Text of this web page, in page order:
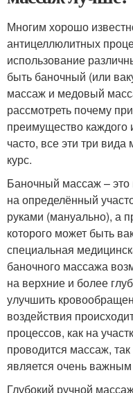
Многим хорошо
антицеллюлитных
использование
быть баночный (или
массаж и медовый
рассмотреть почему
преимущество каждого
часто, все эти три
курс.
Баночный массаж – это
на определённый
руками (мануально), а
которого может быть
специальная
баночного массажа
на верхние и более
улучшить
воздействия
процессов, как на
проводится массаж,
является очень
Глубокий ручной